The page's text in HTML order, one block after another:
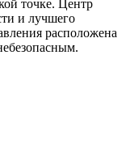
точке. Центр
и лучшего
расположена